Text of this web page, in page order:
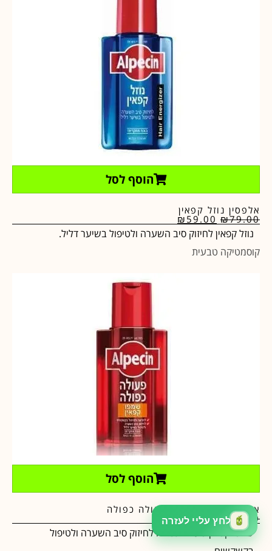
הוסף לסל
אלפסין נוזל קפאין
₪79.00
₪ 59.00
נוזל קפאין לחיזוק סיב השערה ולטיפול בשיער דליל.
קוסמטיקה טבעית
הוסף לסל
אלפסין שמפו קפאין פעולה כפולה
₪59.00
₪40.00
שמפו קפאין פעולה כפולה לחיזוק סיב השערה ולטיפול